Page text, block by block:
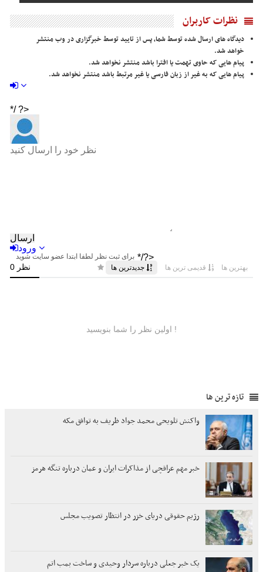
نظرات کاربران
دیدگاه های ارسال شده توسط شما، پس از تایید توسط خبرگزاری در وب منتشر
خواهد شد.
پیام هایی که حاوی تهمت یا افترا باشد منتشر نخواهد شد.
پیام هایی که به غیر از زبان فارسی یا غیر مرتبط باشد منتشر نخواهد شد.
تازه ترین ها
واکنش تلویحی محمد جواد ظریف به توافق مکه
خبر مهم عراقچی از مذاکرات ایران و عمان درباره تنگه هرمز
رژیم حقوقی دریای خزر در انتظار تصویب مجلس
یک خبر جعلی درباره سردار وحیدی و ساخت بمب اتم